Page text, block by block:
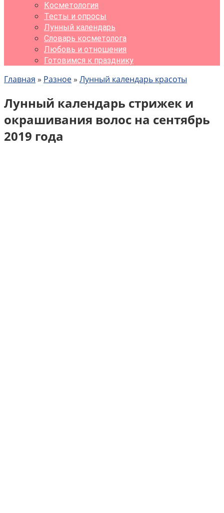
Косметология
Тесты и опросы
Лунный календарь
Словарь косметолога
Любовь и отношения
Готовимся к празднику
Главная » Разное» Лунный календарь красоты
Лунный календарь стрижек и
окрашивания волос на сентябрь
2019 года